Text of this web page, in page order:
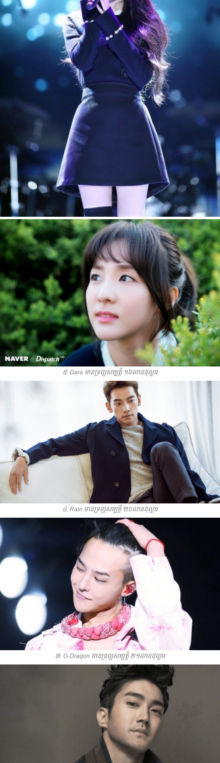
៥. Dara មាន​ទ្រព្យ​សម្បត្តិ​ ១៦​លាន​ដុល្លារ
៤. Rain មាន​ទ្រព្យ​សម្បត្តិ​ ២០​លាន​ដុល្លារ
៣. G-Dragon មាន​ទ្រព្យ​សម្បត្តិ​ ២១​លាន​ដុល្លារ